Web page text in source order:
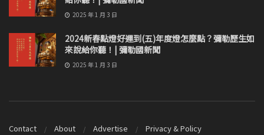
2025 年 1 月 3 日
2024新春點燈好運到(五)年度燈怎麼點？彌勒歷生如
來說給你聽！| 彌勒國新聞
2025 年 1 月 3 日
Contact About Advertise Privacy & Policy